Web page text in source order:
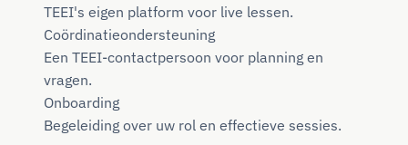
TEEI's eigen platform voor live lessen.
Coördinatieondersteuning
Een TEEI-contactpersoon voor planning en
vragen.
Onboarding
Begeleiding over uw rol en effectieve sessies.